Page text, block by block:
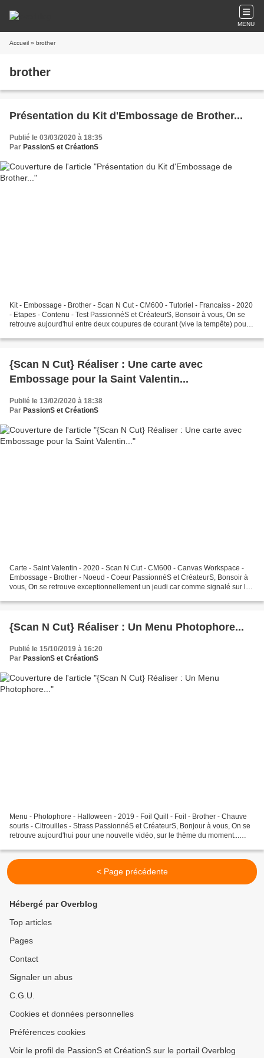
MENU
Accueil » brother
brother
Présentation du Kit d'Embossage de Brother...
Publié le 03/03/2020 à 18:35
Par PassionS et CréationS
Kit - Embossage - Brother - Scan N Cut - CM600 - Tutoriel - Francaiss - 2020
- Etapes - Contenu - Test PassionnéS et CréateurS, Bonsoir à vous, On se
retrouve aujourd'hui entre deux coupures de courant (vive la tempête) pour
{Scan N Cut} Réaliser : Une carte avec
Embossage pour la Saint Valentin...
Publié le 13/02/2020 à 18:38
Par PassionS et CréationS
Carte - Saint Valentin - 2020 - Scan N Cut - CM600 - Canvas Workspace -
Embossage - Brother - Noeud - Coeur PassionnéS et CréateurS, Bonsoir à
vous, On se retrouve exceptionnellement un jeudi car comme signalé sur les
{Scan N Cut} Réaliser : Un Menu Photophore...
Publié le 15/10/2019 à 16:20
Par PassionS et CréationS
Menu - Photophore - Halloween - 2019 - Foil Quill - Foil - Brother - Chauve
souris - Citrouilles - Strass PassionnéS et CréateurS, Bonjour à vous, On se
retrouve aujourd'hui pour une nouvelle vidéo, sur le thème du moment...
< Page précédente
Hébergé par Overblog
Top articles
Pages
Contact
Signaler un abus
C.G.U.
Cookies et données personnelles
Préférences cookies
Voir le profil de PassionS et CréationS sur le portail Overblog